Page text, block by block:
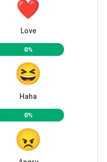
Love
0%
Haha
0%